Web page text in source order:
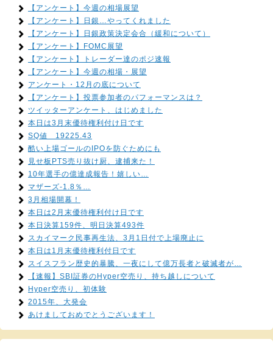
【アンケート】今週の相場展望
【アンケート】日銀…やってくれました
【アンケート】日銀政策決定会合（緩和について）
【アンケート】FOMC展望
【アンケート】トレーダー達のポジ速報
【アンケート】今週の相場・展望
アンケート・12月の底について
【アンケート】投票参加者のパフォーマンスは？
ツイッターアンケート、はじめました
本日は3月末優待権利付け日です
SQ値 19225.43
酷い上場ゴールのIPOを防ぐためにも
見せ板PTS売り抜け厨、逮捕来た！
10年選手の億達成報告！嬉しい…
マザーズ-1.8％…
3月相場開幕！
本日は2月末優待権利付け日です
本日決算159件、明日決算493件
スカイマーク民事再生法、3月1日付で上場廃止に
本日は1月末優待権利付日です
スイスフラン歴史的暴騰、一夜にして億万長者と破滅者が…
【速報】SBI証券のHyper空売り、持ち越しについて
Hyper空売り、初体験
2015年、大発会
あけましておめでとうございます！